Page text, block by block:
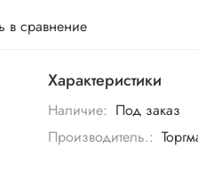
в сравнение
Характеристики
Наличие: Под заказ
Производитель.: